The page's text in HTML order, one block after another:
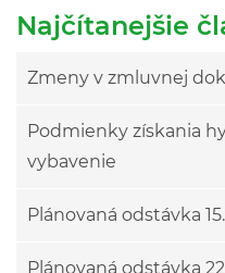
Najčítanejšie
Zmeny v zmluvnej
Podmienky získania
vybavenie
Plánovaná odstávka
Plánovaná odstávka